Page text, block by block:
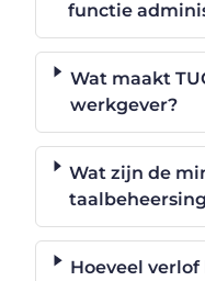
functie
Wat maakt
werkgever?
Wat zijn de
Hoeveel